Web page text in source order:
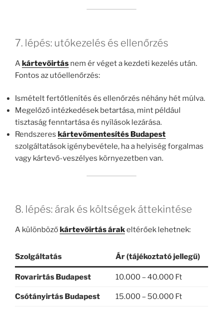
7. lépés: utókezelés és ellenőrzés
Akártevőirtás nem ér véget a kezdeti kezelés után.
Fontos az utóellenőrzés:
Ismételt fertőtlenítés és ellenőrzés néhány hét múlva.
Megelőző intézkedések betartása, mint például
tisztaság fenntartása és nyílások lezárása.
Rendszeres kártevőmentesítés Budapest
szolgáltatások igénybevétele, ha a helyiség forgalmas
vagy kártevő-veszélyes környezetben van.
8. lépés: árak és költségek áttekintése
A különbözőkártevőirtás árakeltérőek lehetnek:
Szolgáltatás Ár (tájékoztató jellegű)
Rovarirtás Budapest 10.000 – 40.000 Ft
Csótányirtás Budapest 15.000 – 50.000 Ft